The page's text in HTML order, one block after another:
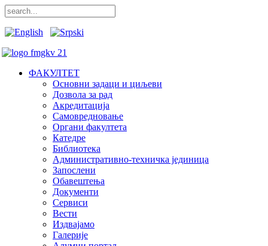
ФАКУЛТЕТ
Основни задаци и циљеви
Дозвола за рад
Акредитација
Самовредновање
Органи факултета
Катедре
Библиотека
Административно-техничка јединица
Запослени
Обавештења
Документи
Сервиси
Вести
Издвајамо
Галерије